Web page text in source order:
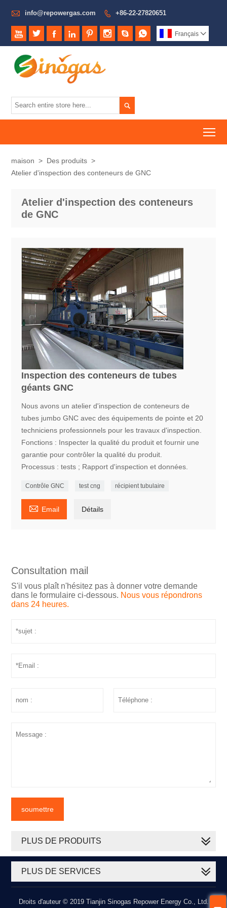
 info@repowergas.com  +86-22-27820651
        Français 

maison > Des produits >
Atelier d'inspection des conteneurs de GNC
Atelier d'inspection des conteneurs
de GNC
Inspection des conteneurs de tubes
géants GNC
Nous avons un atelier d'inspection de conteneurs de
tubes jumbo GNC avec des équipements de pointe et 20
techniciens professionnels pour les travaux d'inspection.
Fonctions : Inspecter la qualité du produit et fournir une
garantie pour contrôler la qualité du produit.
Processus : tests ; Rapport d'inspection et données.
Contrôle GNC test cng récipient tubulaire
 Email Détails
Consultation mail
S'il vous plaît n'hésitez pas à donner votre demande
dans le formulaire ci-dessous. Nous vous répondrons
dans 24 heures.
soumettre
PLUS DE PRODUITS
PLUS DE SERVICES
Droits d'auteur © 2019 Tianjin Sinogas Repower Energy Co., Ltd.